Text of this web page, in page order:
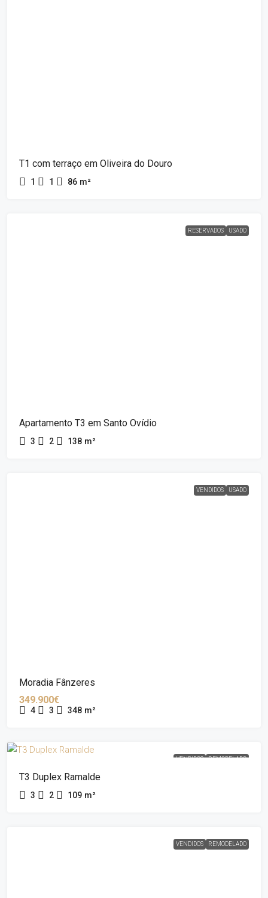
T1 com terraço em Oliveira do Douro
1 1 86 m²
RESERVADOS USADO
Apartamento T3 em Santo Ovídio
3 2 138 m²
VENDIDOS USADO
Moradia Fânzeres
349.900€
4 3 348 m²
VENDIDOS REMODELADO
T3 Duplex Ramalde
3 2 109 m²
VENDIDOS REMODELADO